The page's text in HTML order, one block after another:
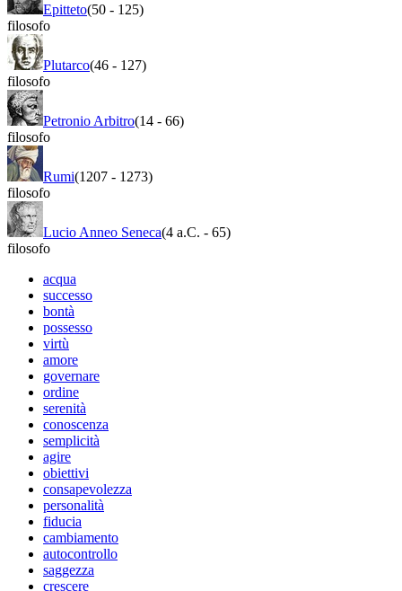
Epitteto(50 - 125)
filosofo
Plutarco(46 - 127)
filosofo
Petronio Arbitro(14 - 66)
filosofo
Rumi(1207 - 1273)
filosofo
Lucio Anneo Seneca(4 a.C. - 65)
filosofo
acqua
successo
bontà
possesso
virtù
amore
governare
ordine
serenità
conoscenza
semplicità
agire
obiettivi
consapevolezza
personalità
fiducia
cambiamento
autocontrollo
saggezza
crescere